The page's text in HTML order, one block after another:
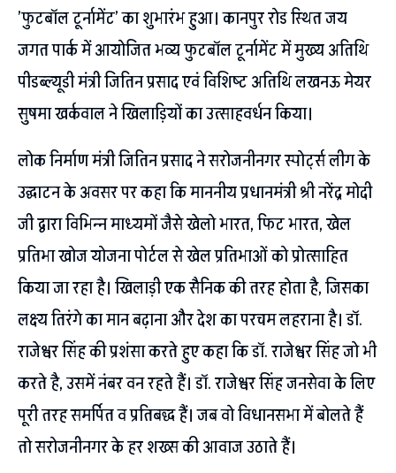
’फुटबॉल टूर्नामेंट’ का शुभारंभ हुआ। कानपुर रोड स्थित जय
जगत पार्क में आयोजित भव्य फुटबॉल टूर्नामेंट में मुख्य अतिथि
पीडब्ल्यूडी मंत्री जितिन प्रसाद एवं विशिष्ट अतिथि लखनऊ मेयर
सुषमा खर्कवाल ने खिलाड़ियों का उत्साहवर्धन किया।
लोक निर्माण मंत्री जितिन प्रसाद ने सरोजनीनगर स्पोर्ट्स लीग के
उद्घाटन के अवसर पर कहा कि माननीय प्रधानमंत्री श्री नरेंद्र मोदी
जी द्वारा विभिन्न माध्यमों जैसे खेलो भारत, फिट भारत, खेल
प्रतिभा खोज योजना पोर्टल से खेल प्रतिभाओं को प्रोत्साहित
किया जा रहा है। खिलाड़ी एक सैनिक की तरह होता है, जिसका
लक्ष्य तिरंगे का मान बढ़ाना और देश का परचम लहराना है। डॉ.
राजेश्वर सिंह की प्रशंसा करते हुए कहा कि डॉ. राजेश्वर सिंह जो भी
करते है, उसमें नंबर वन रहते हैं। डॉ. राजेश्वर सिंह जनसेवा के लिए
पूरी तरह समर्पित व प्रतिबद्ध हैं। जब वो विधानसभा में बोलते हैं
तो सरोजनीनगर के हर शख्स की आवाज उठाते हैं।